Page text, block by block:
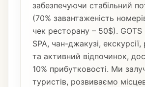
забезпечуючи стабільний
(70% завантаженість
чек ресторану – 50$). GOTS
SPA, чан-джакузі,
та активний відпочинок,
10% прибутковості. Ми
туристів, розвиваємо